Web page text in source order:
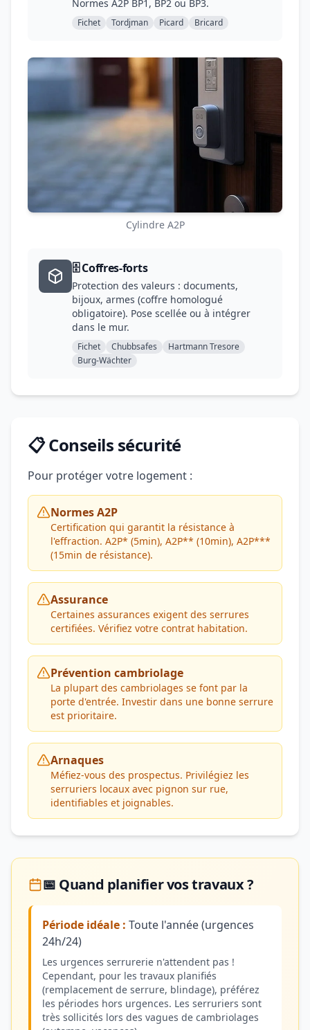
Normes A2P BP1, BP2 ou BP3.
Fichet Tordjman Picard Bricard
Cylindre A2P
🗄️ Coffres-forts
Protection des valeurs : documents,
bijoux, armes (coffre homologué
obligatoire). Pose scellée ou à intégrer
dans le mur.
Fichet Chubbsafes
Hartmann Tresore
Burg-Wächter
📋 Conseils sécurité
Pour protéger votre logement :
Normes A2P
Certification qui garantit la résistance à
l'effraction. A2P* (5min), A2P** (10min), A2P***
(15min de résistance).
Assurance
Certaines assurances exigent des serrures
certifiées. Vérifiez votre contrat habitation.
Prévention cambriolage
La plupart des cambriolages se font par la
porte d'entrée. Investir dans une bonne serrure
est prioritaire.
Arnaques
Méfiez-vous des prospectus. Privilégiez les
serruriers locaux avec pignon sur rue,
identifiables et joignables.
📅 Quand planifier vos travaux ?
Période idéale : Toute l'année (urgences
24h/24)
Les urgences serrurerie n'attendent pas !
Cependant, pour les travaux planifiés
(remplacement de serrure, blindage), préférez
les périodes hors urgences. Les serruriers sont
très sollicités lors des vagues de cambriolages